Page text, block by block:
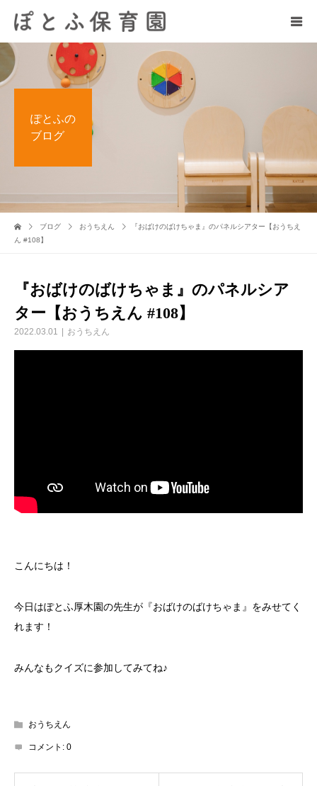
ぽとふの
ブログ
ブログ おうちえん
『おばけのばけちゃま』のパネルシアター【おうちえ
ん #108】
『おばけのばけちゃま』のパネルシア
ター【おうちえん #108】
2022.03.01 おうちえん
こんにちは！
今日はぽとふ厚木園の先生が『おばけのばけちゃま』をみせてく
れます！
みんなもクイズに参加してみてね♪
おうちえん
コメント: 0